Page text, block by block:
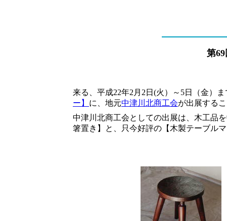
第
来る、平成22年2月2日(火）～5日（金）
ー】 に、地元中津川北商工会が出展する
中津川北商工会としての出展は、木工品
箸置き】と、只今好評の【木製テーブル